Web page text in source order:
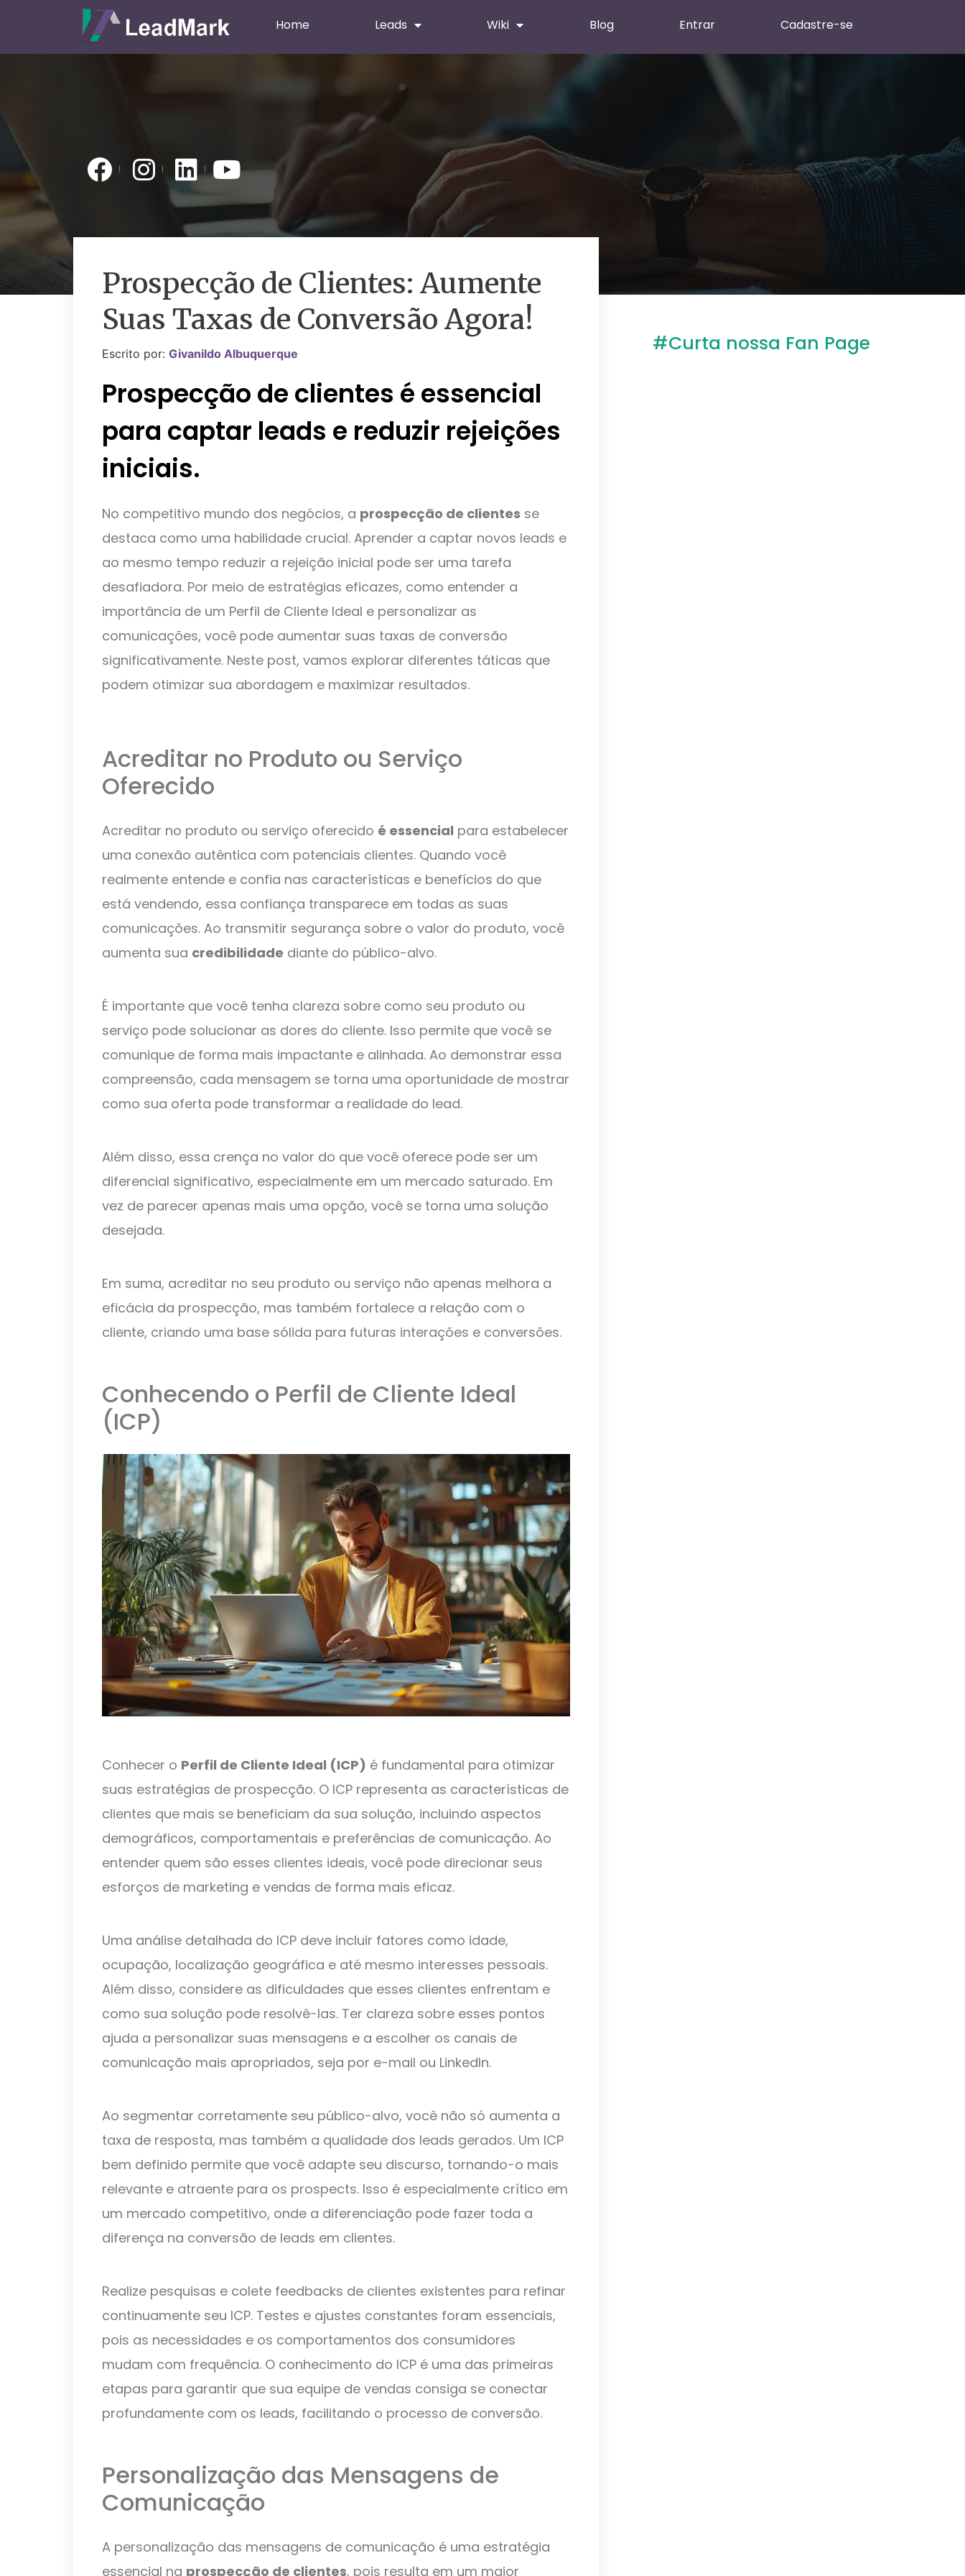
Home Leads Wiki Blog Entrar Cadastre-se
Prospecção de Clientes: Aumente
Suas Taxas de Conversão Agora!
Escrito por: Givanildo Albuquerque
Prospecção de clientes é essencial
para captar leads e reduzir rejeições
iniciais.
No competitivo mundo dos negócios, a prospecção de clientes se
destaca como uma habilidade crucial. Aprender a captar novos leads e
ao mesmo tempo reduzir a rejeição inicial pode ser uma tarefa
desafiadora. Por meio de estratégias eficazes, como entender a
importância de um Perfil de Cliente Ideal e personalizar as
comunicações, você pode aumentar suas taxas de conversão
significativamente. Neste post, vamos explorar diferentes táticas que
podem otimizar sua abordagem e maximizar resultados.
Acreditar no Produto ou Serviço
Oferecido
Acreditar no produto ou serviço oferecido é essencial para estabelecer
uma conexão autêntica com potenciais clientes. Quando você
realmente entende e confia nas características e benefícios do que
está vendendo, essa confiança transparece em todas as suas
comunicações. Ao transmitir segurança sobre o valor do produto, você
aumenta sua credibilidade diante do público-alvo.
É importante que você tenha clareza sobre como seu produto ou
serviço pode solucionar as dores do cliente. Isso permite que você se
comunique de forma mais impactante e alinhada. Ao demonstrar essa
compreensão, cada mensagem se torna uma oportunidade de mostrar
como sua oferta pode transformar a realidade do lead.
Além disso, essa crença no valor do que você oferece pode ser um
diferencial significativo, especialmente em um mercado saturado. Em
vez de parecer apenas mais uma opção, você se torna uma solução
desejada.
Em suma, acreditar no seu produto ou serviço não apenas melhora a
eficácia da prospecção, mas também fortalece a relação com o
cliente, criando uma base sólida para futuras interações e conversões.
Conhecendo o Perfil de Cliente Ideal
(ICP)
Conhecer o Perfil de Cliente Ideal (ICP) é fundamental para otimizar
suas estratégias de prospecção. O ICP representa as características de
clientes que mais se beneficiam da sua solução, incluindo aspectos
demográficos, comportamentais e preferências de comunicação. Ao
entender quem são esses clientes ideais, você pode direcionar seus
esforços de marketing e vendas de forma mais eficaz.
Uma análise detalhada do ICP deve incluir fatores como idade,
ocupação, localização geográfica e até mesmo interesses pessoais.
Além disso, considere as dificuldades que esses clientes enfrentam e
como sua solução pode resolvê-las. Ter clareza sobre esses pontos
ajuda a personalizar suas mensagens e a escolher os canais de
comunicação mais apropriados, seja por e-mail ou LinkedIn.
Ao segmentar corretamente seu público-alvo, você não só aumenta a
taxa de resposta, mas também a qualidade dos leads gerados. Um ICP
bem definido permite que você adapte seu discurso, tornando-o mais
relevante e atraente para os prospects. Isso é especialmente crítico em
um mercado competitivo, onde a diferenciação pode fazer toda a
diferença na conversão de leads em clientes.
Realize pesquisas e colete feedbacks de clientes existentes para refinar
continuamente seu ICP. Testes e ajustes constantes foram essenciais,
pois as necessidades e os comportamentos dos consumidores
mudam com frequência. O conhecimento do ICP é uma das primeiras
etapas para garantir que sua equipe de vendas consiga se conectar
profundamente com os leads, facilitando o processo de conversão.
Personalização das Mensagens de
Comunicação
A personalização das mensagens de comunicação é uma estratégia
essencial na prospecção de clientes, pois resulta em um maior
#Curta nossa Fan Page